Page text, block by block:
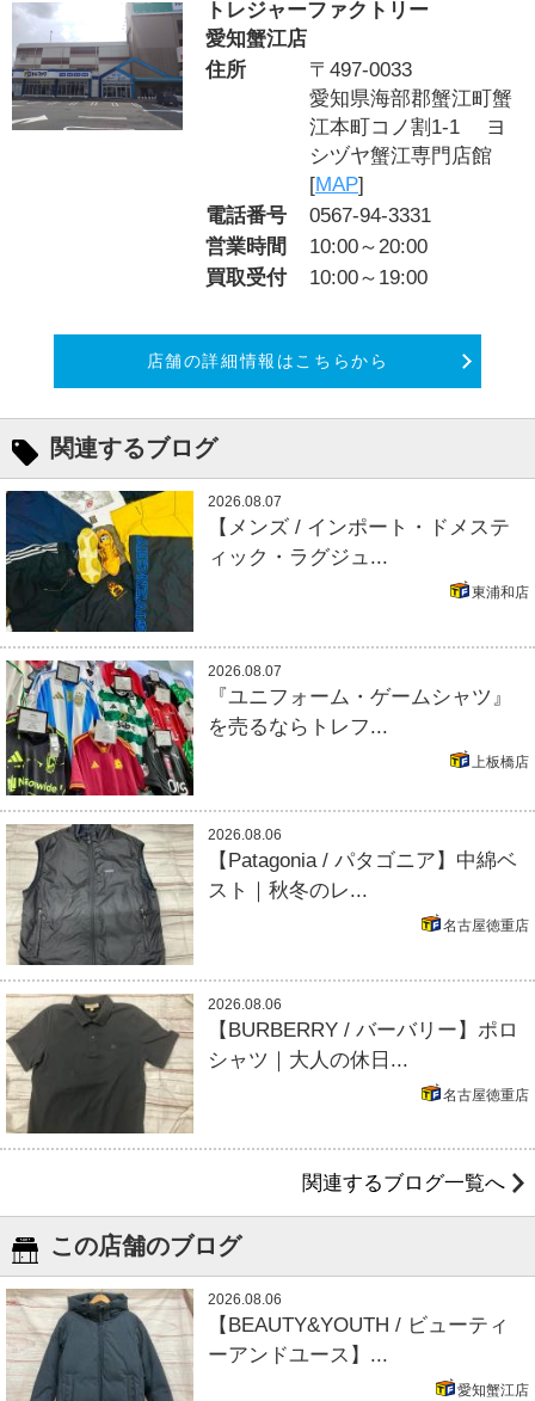
トレジャーファクトリー
愛知蟹江店
住所
〒497-0033
愛知県海部郡蟹江町蟹
江本町コノ割1-1 ヨ
シヅヤ蟹江専門店館
[MAP]
電話番号
0567-94-3331
営業時間
10:00～20:00
買取受付
10:00～19:00
店舗の詳細情報はこちらから
関連するブログ
2026.08.07
【メンズ / インポート・ドメステ
ィック・ラグジュ...
東浦和店
2026.08.07
『ユニフォーム・ゲームシャツ』
を売るならトレフ...
上板橋店
2026.08.06
【Patagonia / パタゴニア】中綿ベ
スト｜秋冬のレ...
名古屋徳重店
2026.08.06
【BURBERRY / バーバリー】ポロ
シャツ｜大人の休日...
名古屋徳重店
関連するブログ一覧へ
この店舗のブログ
2026.08.06
【BEAUTY&YOUTH / ビューティ
ーアンドユース】...
愛知蟹江店